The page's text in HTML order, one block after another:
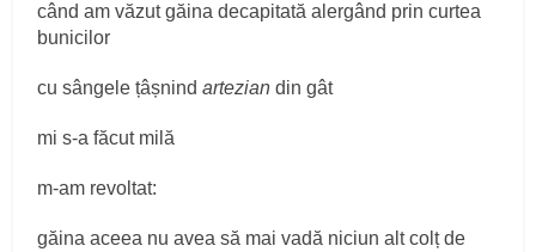
când am văzut găina decapitată alergând prin curtea
bunicilor
cu sângele țâșnindarteziandin gât
mi s-a făcut milă
m-am revoltat:
găina aceea nu avea să mai vadă niciun alt colț de